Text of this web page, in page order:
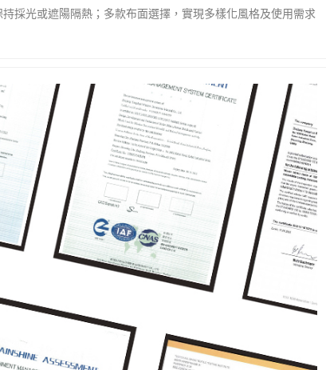
採光或遮陽隔熱；多款布面選擇，實現多樣化風格及使用需求